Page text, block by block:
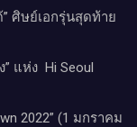
ศิษย์เอกรุ่นสุดท้าย
แห่ง Hi Seoul
2022” (1 มกราคม